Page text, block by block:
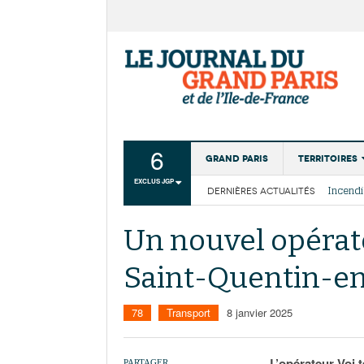
6
EXCLUS JGP
Grand Paris Territoires
Institutions
Services
DERNIÈRES ACTUALITÉS
La
Un nouvel
Saint-Quentin-
78 Transport 8 janvier 2025